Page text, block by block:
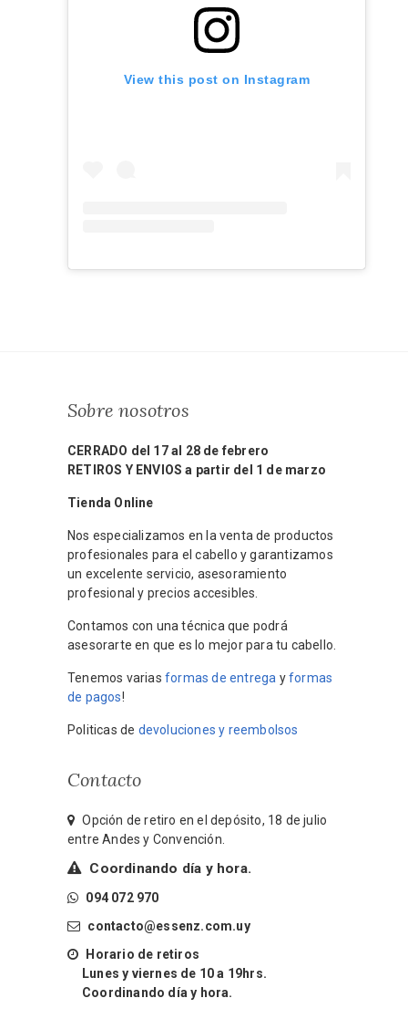
View this post on Instagram
Sobre nosotros
CERRADO del 17 al 28 de febrero
RETIROS Y ENVIOS a partir del 1 de marzo
Tienda Online
Nos especializamos en la venta de productos
profesionales para el cabello y garantizamos
un excelente servicio, asesoramiento
profesional y precios accesibles.
Contamos con una técnica que podrá
asesorarte en que es lo mejor para tu cabello.
Tenemos varias formas de entrega yformas
de pagos!
Politicas de devoluciones y reembolsos
Contacto
Opción de retiro en el depósito, 18 de julio
entre Andes y Convención.
Coordinando día y hora.
094 072 970
contacto@essenz.com.uy
Horario de retiros
Lunes y viernes de 10 a 19hrs.
Coordinando día y hora.